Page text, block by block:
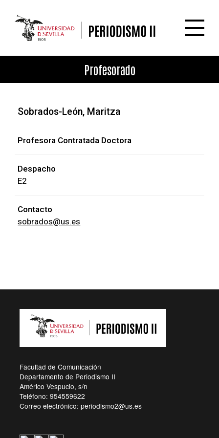
Profesorado
Sobrados-León, Maritza
Profesora Contratada Doctora
Despacho
E2
Contacto
sobrados@us.es
Facultad de Comunicación
Departamento de Periodismo II
Américo Vespucio, s/n
Teléfono: 954559622
Correo electrónico: periodismo2@us.es